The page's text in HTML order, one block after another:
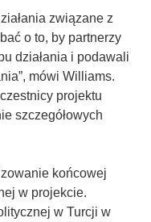
związane z
o to, by partnerzy
działania i podawali
mówi Williams.
projektu
szczegółowych
końcowej
w projekcie.
w Turcji w